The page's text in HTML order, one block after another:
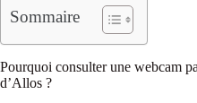
Sommaire
Pourquoi consulter une webcam
d’Allos ?